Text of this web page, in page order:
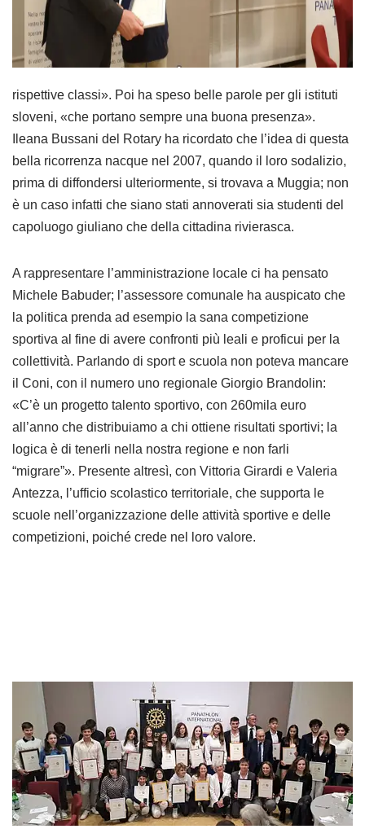
rispettive classi». Poi ha speso belle parole per gli istituti
sloveni, «che portano sempre una buona presenza».
Ileana Bussani del Rotary ha ricordato che l’idea di questa
bella ricorrenza nacque nel 2007, quando il loro sodalizio,
prima di diffondersi ulteriormente, si trovava a Muggia; non
è un caso infatti che siano stati annoverati sia studenti del
capoluogo giuliano che della cittadina rivierasca.
A rappresentare l’amministrazione locale ci ha pensato
Michele Babuder; l’assessore comunale ha auspicato che
la politica prenda ad esempio la sana competizione
sportiva al fine di avere confronti più leali e proficui per la
collettività. Parlando di sport e scuola non poteva mancare
il Coni, con il numero uno regionale Giorgio Brandolin:
«C’è un progetto talento sportivo, con 260mila euro
all’anno che distribuiamo a chi ottiene risultati sportivi; la
logica è di tenerli nella nostra regione e non farli
“migrare”». Presente altresì, con Vittoria Girardi e Valeria
Antezza, l’ufficio scolastico territoriale, che supporta le
scuole nell’organizzazione delle attività sportive e delle
competizioni, poiché crede nel loro valore.